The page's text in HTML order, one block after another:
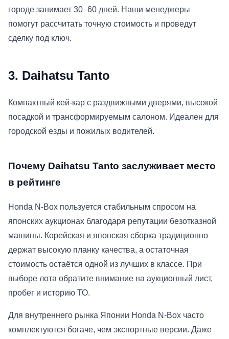
городе занимает 30–60 дней. Наши менеджеры
помогут рассчитать точную стоимость и проведут
сделку под ключ.
3. Daihatsu Tanto
Компактный кей-кар с раздвижными дверями, высокой
посадкой и трансформируемым салоном. Идеален для
городской езды и пожилых водителей.
Почему Daihatsu Tanto заслуживает место
в рейтинге
Honda N-Box пользуется стабильным спросом на
японских аукционах благодаря репутации безотказной
машины. Корейская и японская сборка традиционно
держат высокую планку качества, а остаточная
стоимость остаётся одной из лучших в классе. При
выборе лота обратите внимание на аукционный лист,
пробег и историю ТО.
Для внутреннего рынка Японии Honda N-Box часто
комплектуются богаче, чем экспортные версии. Даже